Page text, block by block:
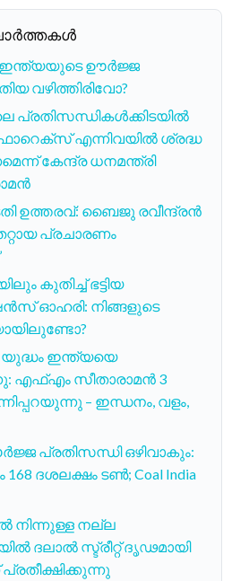
ഊർജ്ജ
വഴിത്തിരിവോ?
പ്രതിസന്ധികൾക്കിടയിൽ
എന്നിവയിൽ ശ്രദ്ധ
കേന്ദ്ര ധനമന്ത്രി
ഉത്തരവ്: ബൈജു രവീന്ദ്രൻ
പ്രചാരണം
കുതിച്ച് ഭട്ടിയ
ഓഹരി: നിങ്ങളുടെ
ഇന്ത്യയെ
എഫ്എം സീതാരാമൻ 3
– ഇന്ധനം, വളം,
പ്രതിസന്ധി ഒഴിവാകും:
ദശലക്ഷം ടൺ; Coal India
നിന്നുള്ള നല്ല
ദലാൽ സ്ട്രീറ്റ് ദൃഢമായി